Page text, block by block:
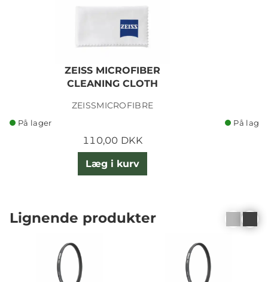
ZEISS MICROFIBER
CLEANING CLOTH
ZEISSMICROFIBRE
På lager
110,00 DKK
Læg i kurv
På lager
Lignende produkter